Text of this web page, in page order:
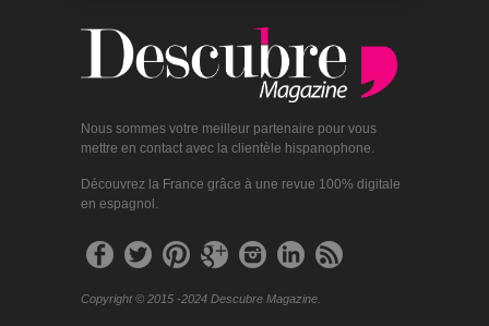
Nous sommes votre meilleur partenaire pour vous
mettre en contact avec la clientèle hispanophone.
Découvrez la France grâce à une revue 100% digitale
en espagnol.
Copyright © 2015 -2024 Descubre Magazine.